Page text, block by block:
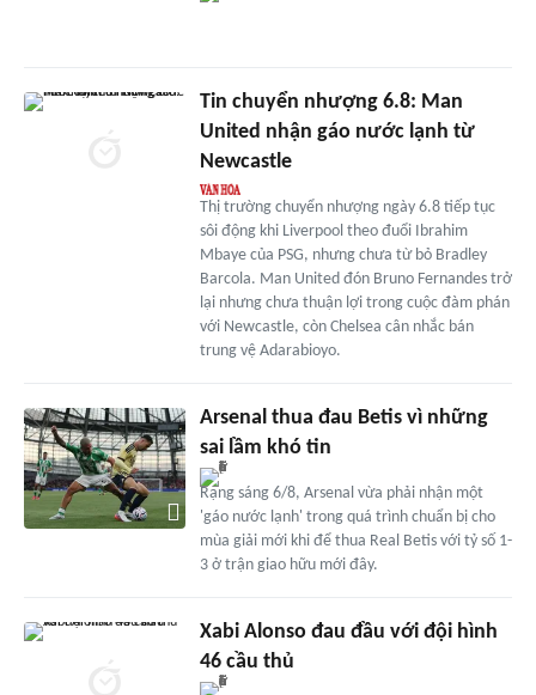
Tin chuyển nhượng 6.8: Man
United nhận gáo nước lạnh từ
Newcastle
Thị trường chuyển nhượng ngày 6.8 tiếp tục
sôi động khi Liverpool theo đuổi Ibrahim
Mbaye của PSG, nhưng chưa từ bỏ Bradley
Barcola. Man United đón Bruno Fernandes trở
lại nhưng chưa thuận lợi trong cuộc đàm phán
với Newcastle, còn Chelsea cân nhắc bán
trung vệ Adarabioyo.
Arsenal thua đau Betis vì những
sai lầm khó tin
Rạng sáng 6/8, Arsenal vừa phải nhận một
'gáo nước lạnh' trong quá trình chuẩn bị cho
mùa giải mới khi để thua Real Betis với tỷ số 1-
3 ở trận giao hữu mới đây.
Xabi Alonso đau đầu với đội hình
46 cầu thủ